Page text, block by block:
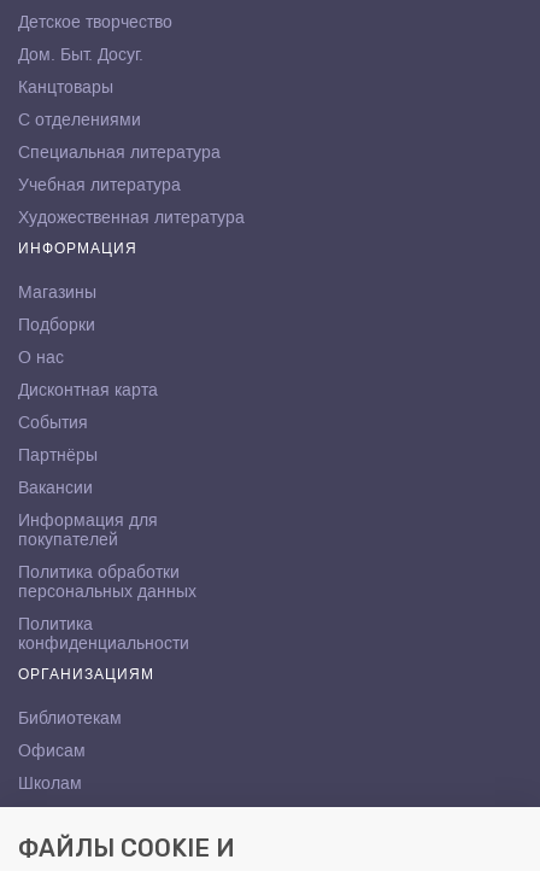
Детское творчество
Дом. Быт. Досуг.
Канцтовары
С отделениями
Специальная литература
Учебная литература
Художественная литература
ИНФОРМАЦИЯ
Магазины
Подборки
О нас
Дисконтная карта
События
Партнёры
Вакансии
Информация для
покупателей
Политика обработки
персональных данных
Политика
конфиденциальности
ОРГАНИЗАЦИЯМ
Библиотекам
Офисам
Школам
КОНТАКТЫ
ФАЙЛЫ COOKIE И